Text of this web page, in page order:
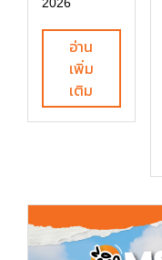
2026
อ่าน
เพิ่ม
เติม